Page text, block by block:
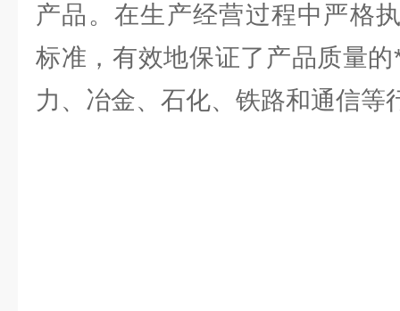
产品。在生产经营过程中严格
标准，有效地保证了产品质量
力、冶金、石化、铁路和通信等